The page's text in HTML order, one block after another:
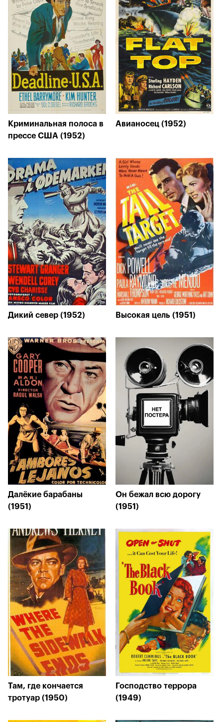
Криминальная полоса в
прессе США (1952)
Авианосец (1952)
Дикий север (1952) Высокая цель (1951)
Далёкие барабаны
(1951)
Он бежал всю дорогу
(1951)
Там, где кончается
тротуар (1950)
Господство террора
(1949)